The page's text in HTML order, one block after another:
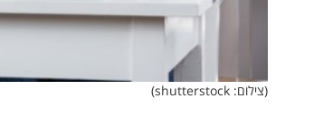
(צילום: shutterstock)